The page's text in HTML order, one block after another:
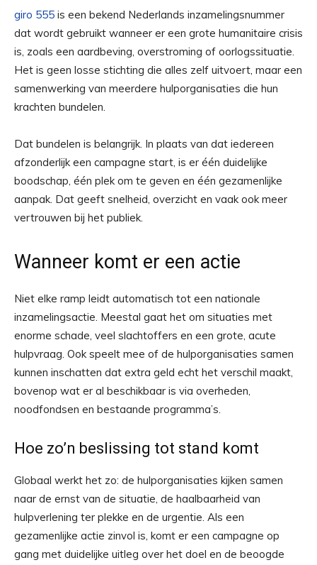
giro 555 is een bekend Nederlands inzamelingsnummer
dat wordt gebruikt wanneer er een grote humanitaire crisis
is, zoals een aardbeving, overstroming of oorlogssituatie.
Het is geen losse stichting die alles zelf uitvoert, maar een
samenwerking van meerdere hulporganisaties die hun
krachten bundelen.
Dat bundelen is belangrijk. In plaats van dat iedereen
afzonderlijk een campagne start, is er één duidelijke
boodschap, één plek om te geven en één gezamenlijke
aanpak. Dat geeft snelheid, overzicht en vaak ook meer
vertrouwen bij het publiek.
Wanneer komt er een actie
Niet elke ramp leidt automatisch tot een nationale
inzamelingsactie. Meestal gaat het om situaties met
enorme schade, veel slachtoffers en een grote, acute
hulpvraag. Ook speelt mee of de hulporganisaties samen
kunnen inschatten dat extra geld echt het verschil maakt,
bovenop wat er al beschikbaar is via overheden,
noodfondsen en bestaande programma’s.
Hoe zo’n beslissing tot stand komt
Globaal werkt het zo: de hulporganisaties kijken samen
naar de ernst van de situatie, de haalbaarheid van
hulpverlening ter plekke en de urgentie. Als een
gezamenlijke actie zinvol is, komt er een campagne op
gang met duidelijke uitleg over het doel en de beoogde